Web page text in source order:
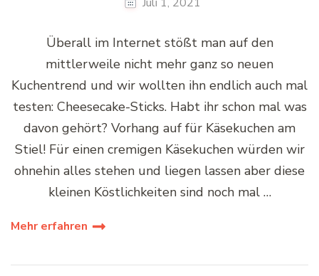
Überall im Internet stößt man auf den
mittlerweile nicht mehr ganz so neuen
Kuchentrend und wir wollten ihn endlich auch mal
testen: Cheesecake-Sticks. Habt ihr schon mal was
davon gehört? Vorhang auf für Käsekuchen am
Stiel! Für einen cremigen Käsekuchen würden wir
ohnehin alles stehen und liegen lassen aber diese
kleinen Köstlichkeiten sind noch mal …
Mehr erfahren